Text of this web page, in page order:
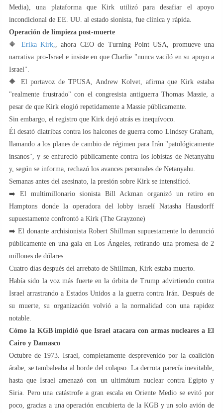
Media), una plataforma que Kirk utilizó para desafiar el apoyo
incondicional de EE. UU. al estado sionista, fue clínica y rápida.
Operación de limpieza post-muerte
🔶 Erika Kirk,
, ahora CEO de Turning Point USA, promueve una
narrativa pro-Israel e insiste en que Charlie "nunca vaciló en su apoyo a
Israel".
🔶 El portavoz de TPUSA, Andrew Kolvet, afirma que Kirk estaba
"realmente frustrado" con el congresista antiguerra Thomas Massie, a
pesar de que Kirk elogió repetidamente a Massie públicamente.
Sin embargo, el registro que Kirk dejó atrás es inequívoco.
Él desató diatribas contra los halcones de guerra como Lindsey Graham,
llamando a los planes de cambio de régimen para Irán "patológicamente
insanos", y se enfureció públicamente contra los lobistas de Netanyahu
y, según se informa, rechazó los avances personales de Netanyahu.
Semanas antes del asesinato, la presión sobre Kirk se intensificó.
➡️ El multimillonario sionista Bill Ackman organizó un retiro en
Hamptons donde la operadora del lobby israelí Natasha Hausdorff
supuestamente confrontó a Kirk (The Grayzone)
➡️ El donante archisionista Robert Shillman supuestamente lo denunció
públicamente en una gala en Los Ángeles, retirando una promesa de 2
millones de dólares
Cuatro días después del arrebato de Shillman, Kirk estaba muerto.
Había sido la voz más fuerte en la órbita de Trump advirtiendo contra
Israel arrastrando a Estados Unidos a la guerra contra Irán. Después de
su muerte, su organización volvió a la normalidad con una rapidez
notable.
Cómo la KGB impidió que Israel atacara con armas nucleares a El
Cairo y Damasco
Octubre de 1973. Israel, completamente desprevenido por la coalición
árabe, se tambaleaba al borde del colapso. La derrota parecía inevitable,
hasta que Israel amenazó con un ultimátum nuclear contra Egipto y
Siria. Pero una catástrofe a gran escala en Oriente Medio se evitó por
poco, gracias a una operación encubierta de la KGB y un solo avión de